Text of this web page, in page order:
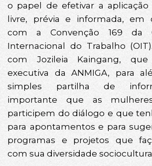
o papel de efetivar a aplicação
livre, prévia e informada, em
com a Convenção 169 da
Internacional do Trabalho
com Jozileia Kaingang,
executiva da ANMIGA, para
simples partilha de
importante que as
participem do diálogo e que
para apontamentos e para
programas e projetos que
com sua diversidade